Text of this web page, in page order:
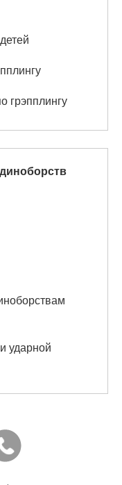
грэпплингу
ударной